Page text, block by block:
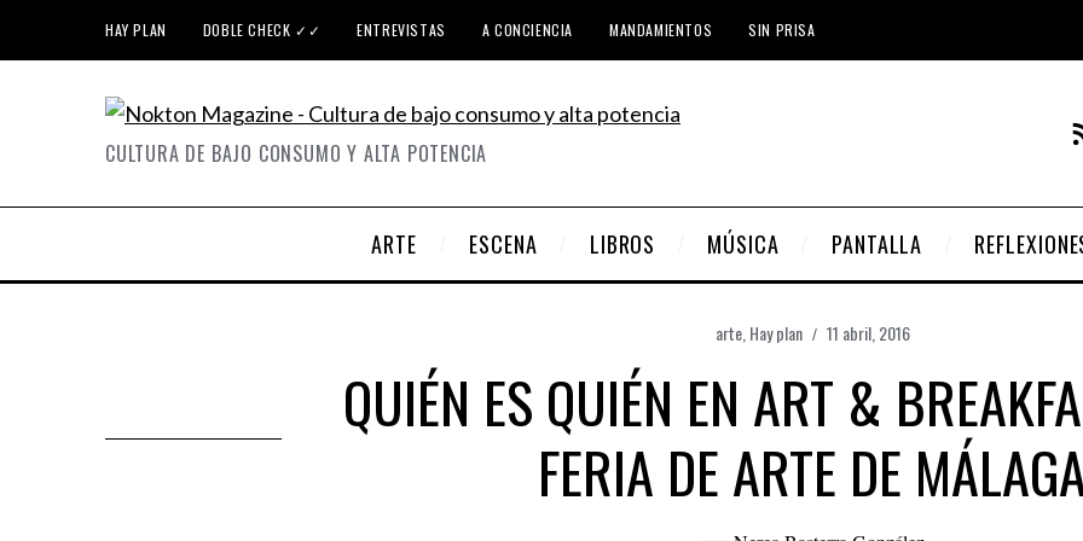
HAY PLAN DOBLE CHECK ✓✓ ENTREVISTAS A CONCIENCIA MANDAMIENTOS SIN PRISA
CULTURA DE BAJO CONSUMO Y ALTA POTENCIA
ARTE ESCENA LIBROS MÚSICA PANTALLA
arte, Hay plan 11 abril, 2016
QUIÉN ES QUIÉN EN ART &
FERIA DE ARTE DE